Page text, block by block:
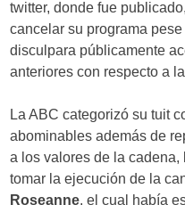
twitter, donde fue
cancelar su programa
disculpara públicamente
anteriores con respecto a
La ABC categorizó su tuit
abominables además de
a los valores de la
tomar la ejecución de la
Roseanne, el cual había